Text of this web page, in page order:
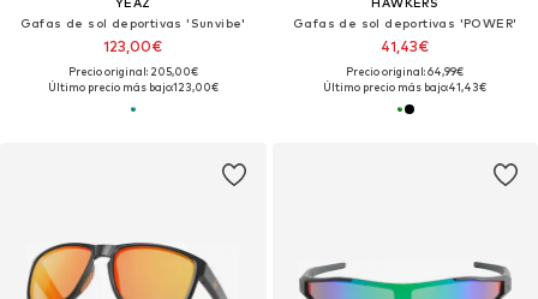
Gafas de sol deportivas 'Sunvibe'
123,00€
Precio original: 205,00€
Último precio más bajo:123,00€
Gafas de sol deportivas 'POWER'
41,43€
Precio original: 64,99€
Último precio más bajo:41,43€